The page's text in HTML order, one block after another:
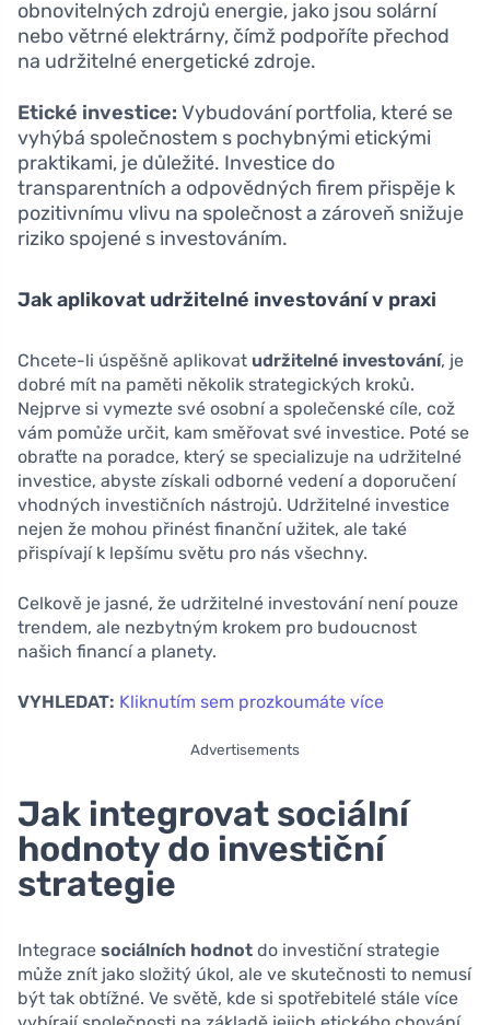
obnovitelných zdrojů energie, jako jsou solární
nebo větrné elektrárny, čímž podpoříte přechod
na udržitelné energetické zdroje.
Etické investice: Vybudování portfolia, které se
vyhýbá společnostem s pochybnými etickými
praktikami, je důležité. Investice do
transparentních a odpovědných firem přispěje k
pozitivnímu vlivu na společnost a zároveň snižuje
riziko spojené s investováním.
Jak aplikovat udržitelné investování v praxi
Chcete-li úspěšně aplikovat udržitelné investování, je
dobré mít na paměti několik strategických kroků.
Nejprve si vymezte své osobní a společenské cíle, což
vám pomůže určit, kam směřovat své investice. Poté se
obraťte na poradce, který se specializuje na udržitelné
investice, abyste získali odborné vedení a doporučení
vhodných investičních nástrojů. Udržitelné investice
nejen že mohou přinést finanční užitek, ale také
přispívají k lepšímu světu pro nás všechny.
Celkově je jasné, že udržitelné investování není pouze
trendem, ale nezbytným krokem pro budoucnost
našich financí a planety.
VYHLEDAT: Kliknutím sem prozkoumáte více
Advertisements
Jak integrovat sociální
hodnoty do investiční
strategie
Integrace sociálních hodnot do investiční strategie
může znít jako složitý úkol, ale ve skutečnosti to nemusí
být tak obtížné. Ve světě, kde si spotřebitelé stále více